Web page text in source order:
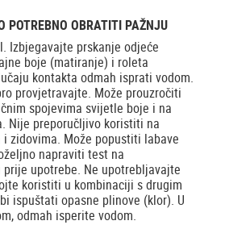
POTREBNO OBRATITI PAŽNJU
Izbjegavajte prskanje odjeće
boje (matiranje) i roleta
kontakta odmah isprati vodom.
provjetravajte. Može prouzročiti
spojevima svijetle boje i na
Nije preporučljivo koristiti na
zidovima. Može popustiti labave
napraviti test na
upotrebe. Ne upotrebljavajte
koristiti u kombinaciji s drugim
ispuštati opasne plinove (klor). U
odmah isperite vodom.